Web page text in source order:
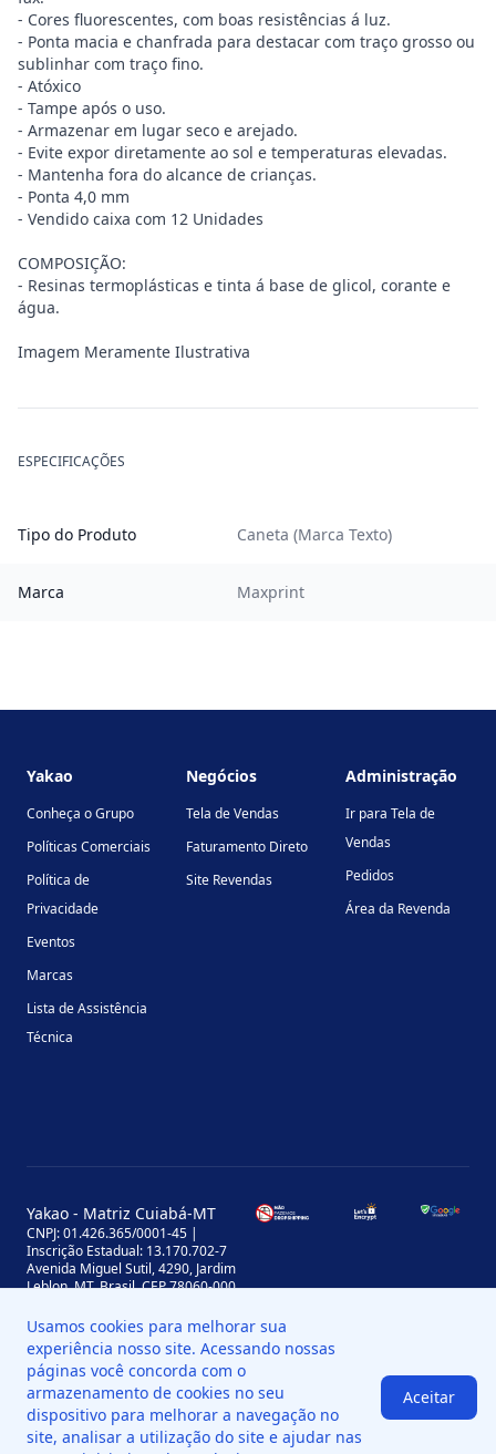
- Cores fluorescentes, com boas resistências á luz.
- Ponta macia e chanfrada para destacar com traço grosso ou
sublinhar com traço fino.
- Atóxico
- Tampe após o uso.
- Armazenar em lugar seco e arejado.
- Evite expor diretamente ao sol e temperaturas elevadas.
- Mantenha fora do alcance de crianças.
- Ponta 4,0 mm
- Vendido caixa com 12 Unidades
COMPOSIÇÃO:
- Resinas termoplásticas e tinta á base de glicol, corante e
água.
Imagem Meramente Ilustrativa
ESPECIFICAÇÕES
Tipo do Produto Caneta (Marca Texto)
Marca Maxprint
Yakao
Conheça o Grupo
Políticas Comerciais
Política de
Privacidade
Eventos
Marcas
Lista de Assistência
Técnica
Negócios
Tela de Vendas
Faturamento Direto
Site Revendas
Administração
Ir para Tela de
Vendas
Pedidos
Área da Revenda
Yakao - Matriz Cuiabá-MT
CNPJ: 01.426.365/0001-45 |
Inscrição Estadual: 13.170.702-7
Avenida Miguel Sutil, 4290, Jardim
Leblon, MT, Brasil, CEP 78060-000
Yakao - Filial Sinop-MT
CNPJ: 01.426.365/0008-11 |
Inscrição Estadual: 13.898.651-7
Av. das Palmeiras, 109, St. Industrial
Norte, Sinop - MT, Brasil, CEP 78550-
518
Usamos cookies para melhorar sua
experiência nosso site. Acessando nossas
páginas você concorda com o
armazenamento de cookies no seu
dispositivo para melhorar a navegação no
site, analisar a utilização do site e ajudar nas
Aceitar